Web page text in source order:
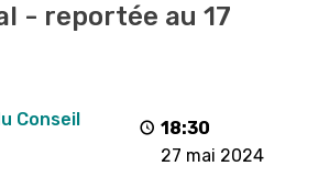
- reportée au 17
18:30
27 mai 2024
Conseil